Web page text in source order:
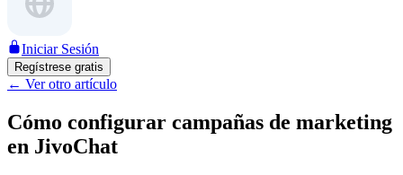
Iniciar Sesión
Regístrese gratis
← Ver otro artículo
Cómo configurar campañas de marketing
en JivoChat